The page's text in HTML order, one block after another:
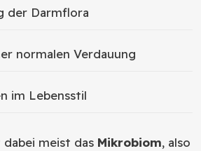
der Darmflora
normalen Verdauung
im Lebensstil
meist das Mikrobiom, also